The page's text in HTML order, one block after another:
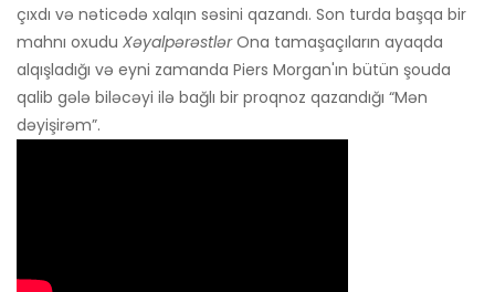
çıxdı və nəticədə xalqın səsini qazandı. Son turda başqa bir
mahnı oxudu XəyalpərəstlərOna tamaşaçıların ayaqda
alqışladığı və eyni zamanda Piers Morgan'ın bütün şouda
qalib gələ biləcəyi ilə bağlı bir proqnoz qazandığı “Mən
dəyişirəm”.